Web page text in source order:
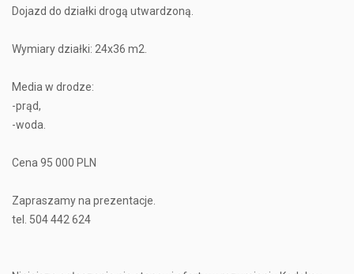
Dojazd do działki drogą utwardzoną.
Wymiary działki: 24x36 m2.
Media w drodze:
-prąd,
-woda.
Cena 95 000 PLN
Zapraszamy na prezentacje.
tel. 504 442 624